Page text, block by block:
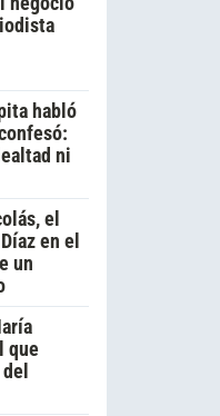
habló
ni
el
en el
un
que